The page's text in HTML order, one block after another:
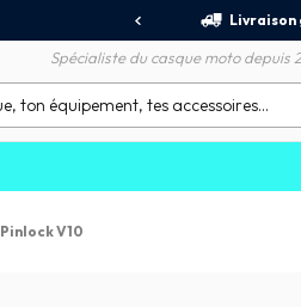
Livraison
Spécialiste du casque moto
Pinlock V10